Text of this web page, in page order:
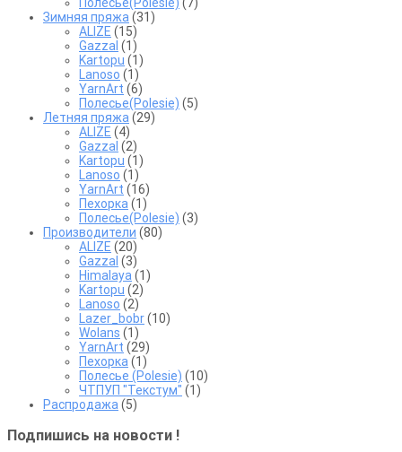
Зимняя пряжа (31)
ALIZE (15)
Gazzal (1)
Kartopu (1)
Lanoso (1)
YarnArt (6)
Полесье(Polesie) (5)
Летняя пряжа (29)
ALIZE (4)
Gazzal (2)
Kartopu (1)
Lanoso (1)
YarnArt (16)
Пехорка (1)
Полесье(Polesie) (3)
Производители (80)
ALIZE (20)
Gazzal (3)
Himalaya (1)
Kartopu (2)
Lanoso (2)
Lazer_bobr(10)
Wolans (1)
YarnArt (29)
Пехорка (1)
Полесье (Polesie) (10)
ЧТПУП "Текстум" (1)
Распродажа (5)
Подпишись на новости !